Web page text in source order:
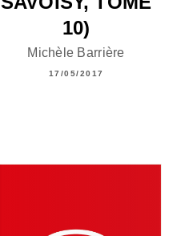
10)
Michèle Barrière
17/05/2017